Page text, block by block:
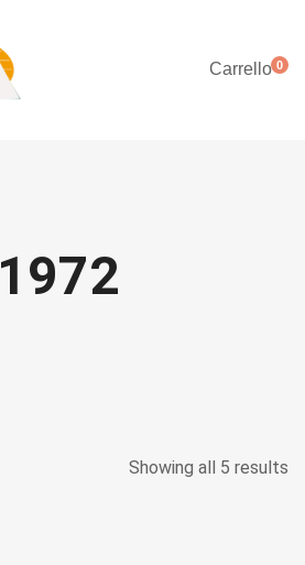
Carrello0
1972
Showing all 5 results